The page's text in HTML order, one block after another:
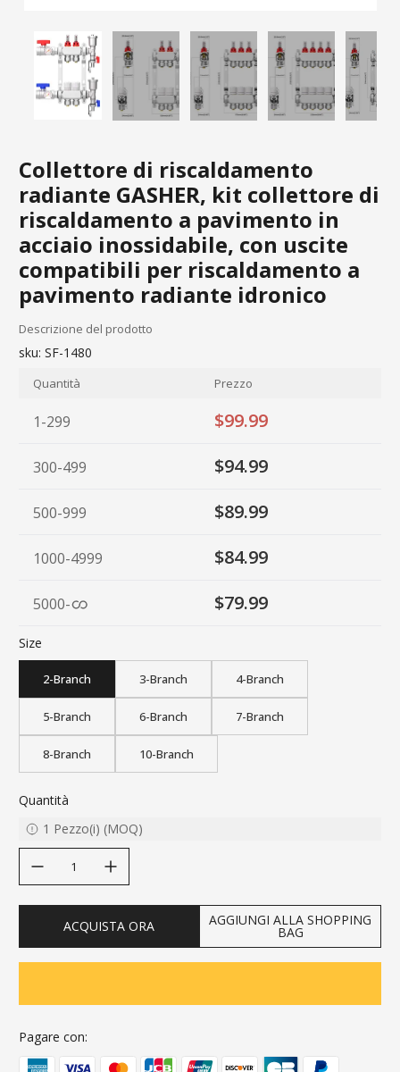
Collettore di riscaldamento
radiante GASHER, kit collettore di
riscaldamento a pavimento in
acciaio inossidabile, con uscite
compatibili per riscaldamento a
pavimento radiante idronico
Descrizione del prodotto
sku: SF-1480
Quantità Prezzo
1-299 $99.99
300-499 $94.99
500-999 $89.99
1000-4999 $84.99
5000- $79.99
Size
2-Branch 3-Branch 4-Branch
5-Branch 6-Branch 7-Branch
8-Branch 10-Branch
Quantità
1 Pezzo(i) (MOQ)
ACQUISTA ORA AGGIUNGI ALLA SHOPPING
BAG
Pagare con: